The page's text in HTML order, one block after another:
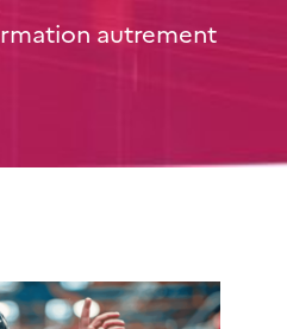
autrement